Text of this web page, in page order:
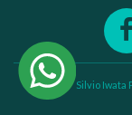
Silvio Iwata